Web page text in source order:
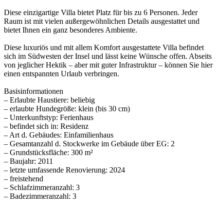
Diese einzigartige Villa bietet Platz für bis zu 6 Personen. Jeder
Raum ist mit vielen außergewöhnlichen Details ausgestattet und
bietet Ihnen ein ganz besonderes Ambiente.
Diese luxuriös und mit allem Komfort ausgestattete Villa befindet
sich im Südwesten der Insel und lässt keine Wünsche offen. Abseits
von jeglicher Hektik – aber mit guter Infrastruktur – können Sie hier
einen entspannten Urlaub verbringen.
Basisinformationen
– Erlaubte Haustiere: beliebig
– erlaubte Hundegröße: klein (bis 30 cm)
– Unterkunftstyp: Ferienhaus
– befindet sich in: Residenz
– Art d. Gebäudes: Einfamilienhaus
– Gesamtanzahl d. Stockwerke im Gebäude über EG: 2
– Grundstücksfläche: 300 m²
– Baujahr: 2011
– letzte umfassende Renovierung: 2024
– freistehend
– Schlafzimmeranzahl: 3
– Badezimmeranzahl: 3